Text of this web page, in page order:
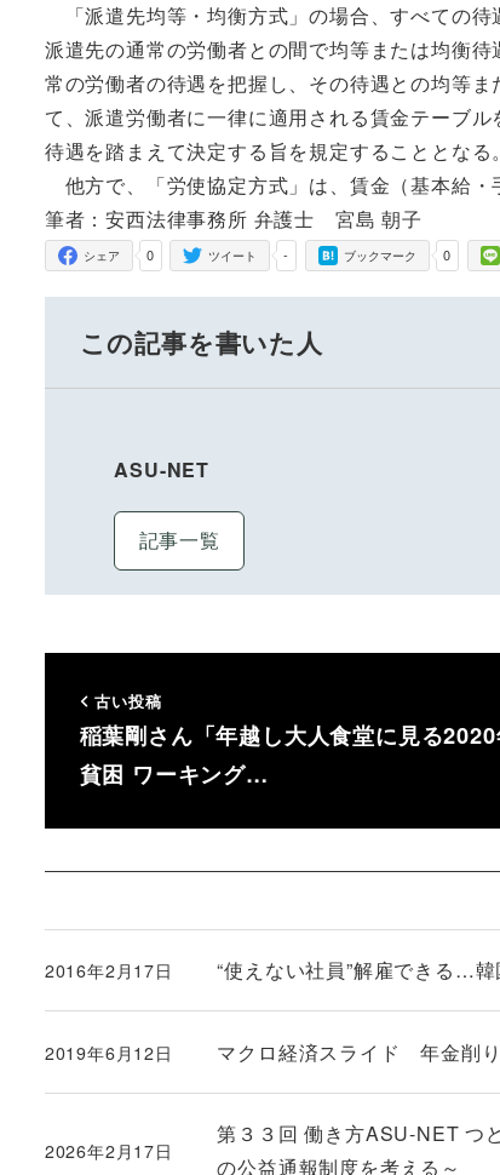
「派遣先均等・均衡方式」の場合、すべての待
派遣先の通常の労働者との間で均等または均衡
常の労働者の待遇を把握し、その待遇との均等
て、派遣労働者に一律に適用される賃金テーブ
待遇を踏まえて決定する旨を規定することとなる。
他方で、「労使協定方式」は、賃金（基本給
筆者：安西法律事務所 弁護士 宮島 朝子
0
シェア -
ツイート 0
ブックマーク
この記事を書いた人
ASU-NET
記事一覧
古い投稿
稲葉剛さん「年越し大人食堂に見る
貧困 ワーキング…
“使えない社員”解雇できる…
投稿日
2016年2月17日
マクロ経済スライド 年金削
投稿日
2019年6月12日
第３３回 働き方ASU-NET
の公益通報制度を考える～
投稿日
2026年2月17日